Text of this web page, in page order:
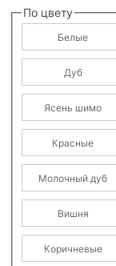
По цвету
Белые
Дуб
Ясень шимо
Красные
Молочный дуб
Вишня
Коричневые